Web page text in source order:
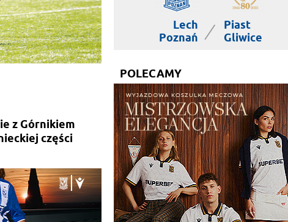
z Górnikiem
części
Lech
Poznań
|
Piast
Gliwice
POLECAMY